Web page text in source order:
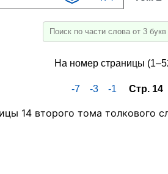
его
На номер страницы
-7 -3 -1 Стр. 14